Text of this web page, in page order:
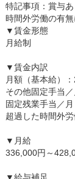
特記事項：賞与
時間外労働の有
▼賃金形態
月給制
▼賃金内訳
月額（基本給）
その他固定手当
固定残業手当／
超過した時間外
▼月給
336,000円～
▼給与補足